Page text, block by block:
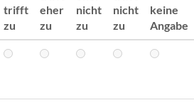
trifft
zu
eher
zu
nicht
zu
nicht
zu
keine
Angabe